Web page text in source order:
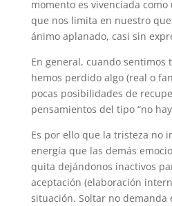
momento es vivenciada
que nos limita en nuestro
ánimo aplanado, casi sin
En general, cuando sentimos
hemos perdido algo (real o
pocas posibilidades de
pensamientos del tipo “no
Es por ello que la tristeza no
energía que las demás
quita dejándonos inactivos
aceptación (elaboración
situación. Soltar no demanda